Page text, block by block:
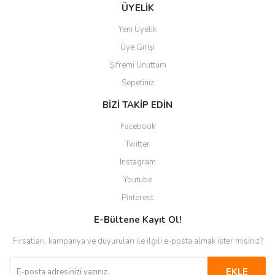
Gönder
ÜYELİK
Yeni Üyelik
Üye Girişi
Şifremi Unuttum
Sepetiniz
BİZİ TAKİP EDİN
Facebook
Twitter
Instagram
Youtube
Pinterest
E-Bültene Kayıt Ol!
Fırsatları, kampanya ve duyuruları ile ilgili e-posta almak ister misiniz?
EKLE